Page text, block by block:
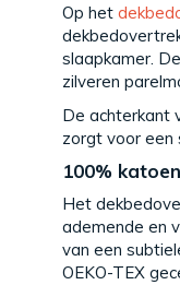
Op het
slaapkamer.
zilveren
De achterkant
zorgt voor een
100%
Het
ademende en
van een
OEKO-TEX